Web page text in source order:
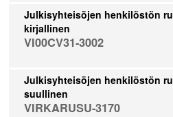
Julkisyhteisöjen henkilöstön
kirjallinen
VI00CV31-3002
Julkisyhteisöjen henkilöstön
suullinen
VIRKARUSU-3170